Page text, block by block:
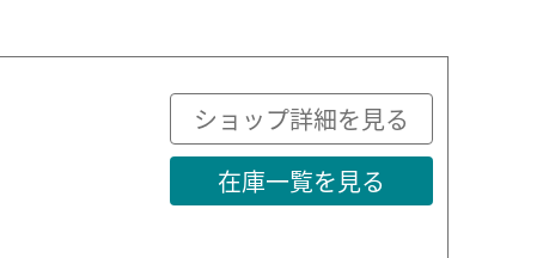
ショップ詳細を見る
在庫一覧を見る